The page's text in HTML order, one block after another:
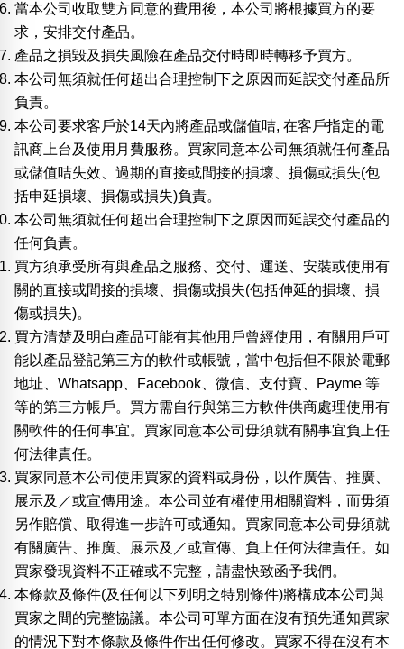
當本公司收取雙方同意的費用後，本公司將根據買方的要
求，安排交付產品。
產品之損毀及損失風險在產品交付時即時轉移予買方。
本公司無須就任何超出合理控制下之原因而延誤交付產品所
負責。
本公司要求客戶於14天內將產品或儲值咭, 在客戶指定的電
訊商上台及使用月費服務。買家同意本公司無須就任何產品
或儲值咭失效、過期的直接或間接的損壞、損傷或損失(包
括申延損壞、損傷或損失)負責。
本公司無須就任何超出合理控制下之原因而延誤交付產品的
任何負責。
買方須承受所有與產品之服務、交付、運送、安裝或使用有
關的直接或間接的損壞、損傷或損失(包括伸延的損壞、損
傷或損失)。
買方清楚及明白產品可能有其他用戶曾經使用，有關用戶可
能以產品登記第三方的軟件或帳號，當中包括但不限於電郵
地址、Whatsapp、Facebook、微信、支付寶、Payme 等
等的第三方帳戶。買方需自行與第三方軟件供商處理使用有
關軟件的任何事宜。買家同意本公司毋須就有關事宜負上任
何法律責任。
買家同意本公司使用買家的資料或身份，以作廣告、推廣、
展示及／或宣傳用途。本公司並有權使用相關資料，而毋須
另作賠償、取得進一步許可或通知。買家同意本公司毋須就
有關廣告、推廣、展示及／或宣傳、負上任何法律責任。如
買家發現資料不正確或不完整，請盡快致函予我們。
本條款及條件(及任何以下列明之特別條件)將構成本公司與
買家之間的完整協議。本公司可單方面在沒有預先通知買家
的情況下對本條款及條件作出任何修改。買家不得在沒有本